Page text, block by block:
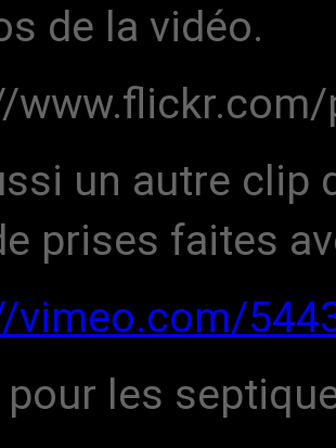
de la vidéo.
un autre clip
prises faites
vimeo.com/
les